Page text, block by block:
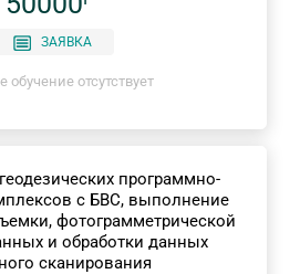
ЗАЯВКА
обучение отсутствует
программно-
с БВС, выполнение
фотограмметрической
и обработки данных
сканирования